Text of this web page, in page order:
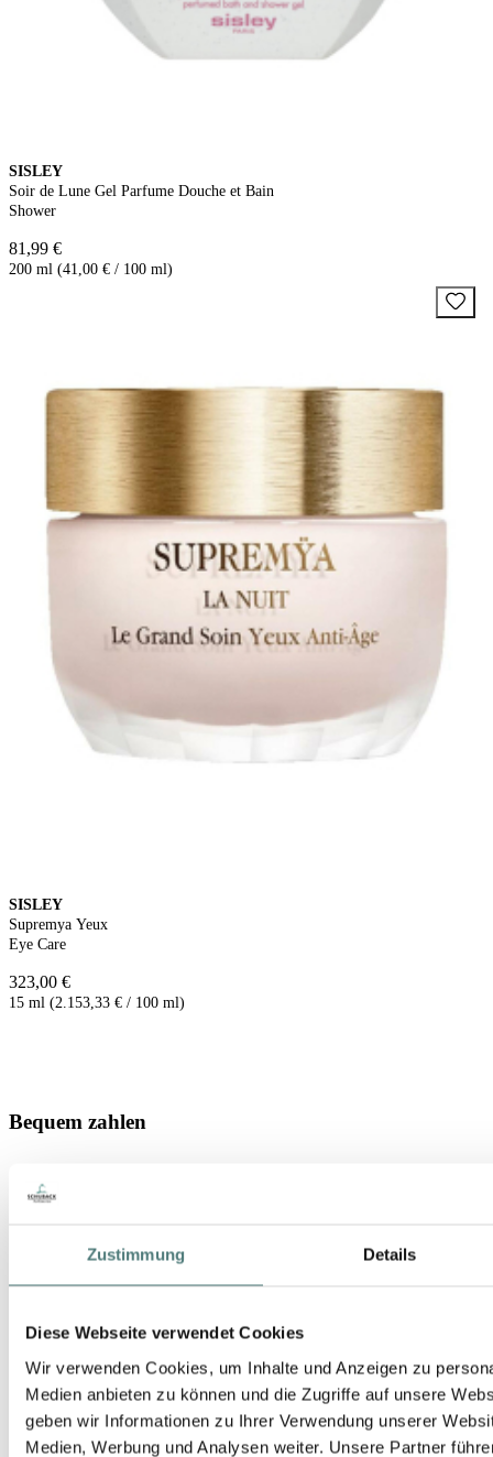
Zustimmung Details
Diese Webseite verwendet Cookies
Wir verwenden Cookies, um Inhalte und Anzeigen zu
Medien anbieten zu können und die Zugriffe auf unsere
geben wir Informationen zu Ihrer Verwendung unserer
Medien, Werbung und Analysen weiter. Unsere Partner
SISLEY
Soir de Lune Gel Parfume Douche et Bain
Shower
81,99 €
200 ml (41,00 € / 100 ml)
SISLEY
Supremya Yeux
Eye Care
323,00 €
15 ml (2.153,33 € / 100 ml)
Bequem zahlen
Schneller Versand